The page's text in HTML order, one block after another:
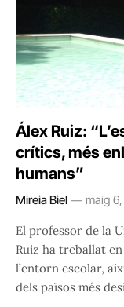
Álex Ruiz:
crítics, més
humans”
Mireia Biel maig
El professor de la
Ruiz ha treballat
l’entorn escolar,
dels països més